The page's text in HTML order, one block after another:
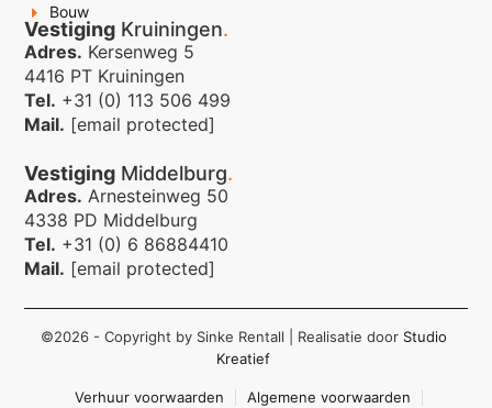
Bouw
Vestiging Kruiningen.
Adres. Kersenweg 5
4416 PT Kruiningen
Tel. +31 (0) 113 506 499
Mail. [email protected]
Vestiging Middelburg.
Adres. Arnesteinweg 50
4338 PD Middelburg
Tel. +31 (0) 6 86884410
Mail. [email protected]
©2026 - Copyright by Sinke Rentall | Realisatie door Studio
Kreatief
Verhuur voorwaarden Algemene voorwaarden